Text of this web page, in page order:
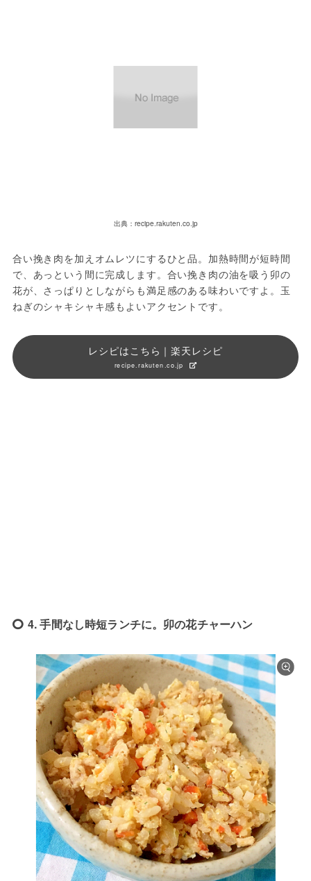
出典：recipe.rakuten.co.jp
合い挽き肉を加えオムレツにするひと品。加熱時間が短時間
で、あっという間に完成します。合い挽き肉の油を吸う卯の
花が、さっぱりとしながらも満足感のある味わいですよ。玉
ねぎのシャキシャキ感もよいアクセントです。
レシピはこちら｜楽天レシピ
recipe.rakuten.co.jp
4. 手間なし時短ランチに。卯の花チャーハン